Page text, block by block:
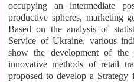
occupying an intermediate
productive spheres, marketing
Based on the analysis of
Service of Ukraine, various
show the development of the
innovative methods of retail
proposed to develop a